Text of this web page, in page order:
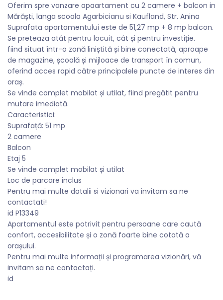
Oferim spre vanzare apaartament cu 2 camere + balcon in
Mărăști, langa scoala Agarbicianu si Kaufland, Str. Anina
Suprafata apartamentului este de 51,27 mp + 8 mp balcon.
Se preteaza atât pentru locuit, cât și pentru investiție.
fiind situat într-o zonă liniștită și bine conectată, aproape
de magazine, școală și mijloace de transport în comun,
oferind acces rapid către principalele puncte de interes din
oraș.
Se vinde complet mobilat și utilat, fiind pregătit pentru
mutare imediată.
Caracteristici:
Suprafață: 51 mp
2 camere
Balcon
Etaj 5
Se vinde complet mobilat și utilat
Loc de parcare inclus
Pentru mai multe datalii si vizionari va invitam sa ne
contactati!
id P13349
Apartamentul este potrivit pentru persoane care caută
confort, accesibilitate și o zonă foarte bine cotată a
orașului.
Pentru mai multe informații și programarea vizionări, vă
invitam sa ne contactați.
id